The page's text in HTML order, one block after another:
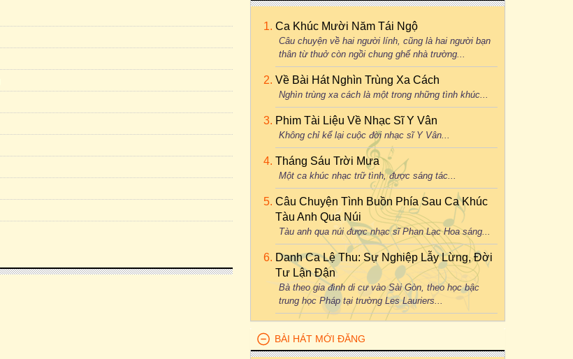
Ca Khúc Mười Năm Tái Ngộ
Câu chuyện về hai người lính, cũng là hai người bạn
thân từ thuở còn ngồi chung ghế nhà trường...
Về Bài Hát Nghìn Trùng Xa Cách
Nghìn trùng xa cách là một trong những tình khúc...
Phim Tài Liệu Về Nhạc Sĩ Y Vân
Không chỉ kể lại cuộc đời nhạc sĩ Y Vân...
Tháng Sáu Trời Mưa
Một ca khúc nhạc trữ tình, được sáng tác...
Câu Chuyện Tình Buồn Phía Sau Ca Khúc
Tàu Anh Qua Núi
Tàu anh qua núi được nhạc sĩ Phan Lạc Hoa sáng...
Danh Ca Lệ Thu: Sự Nghiệp Lẫy Lừng, Đời
Tư Lận Đận
Bà theo gia đình di cư vào Sài Gòn, theo học bậc
trung học Pháp tại trường Les Lauriers...
BÀI HÁT MỚI ĐĂNG